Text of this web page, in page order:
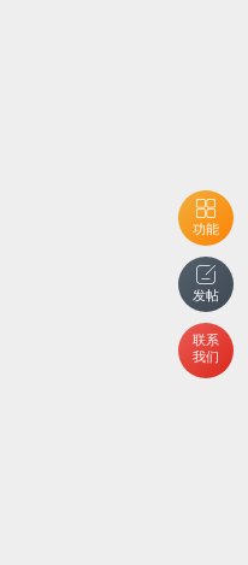
功能
发帖
联系
我们